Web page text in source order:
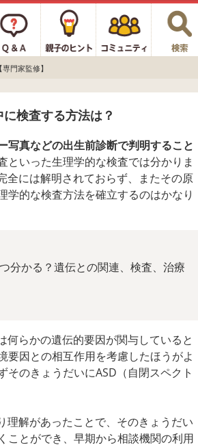
門家監修】
検査する方法は？
写真などの出生前診断で判明すること
といった生理学的な検査では分かりま
全には解明されておらず、またその原
的な検査方法を確立するのはかなり
分かる？遺伝との関連、検査、治療
らかの遺伝的要因が関与していると
要因との相互作用を考慮したほうがよ
のきょうだいにASD（自閉スペクト
理解があったことで、そのきょうだい
ことができ、早期から相談機関の利用